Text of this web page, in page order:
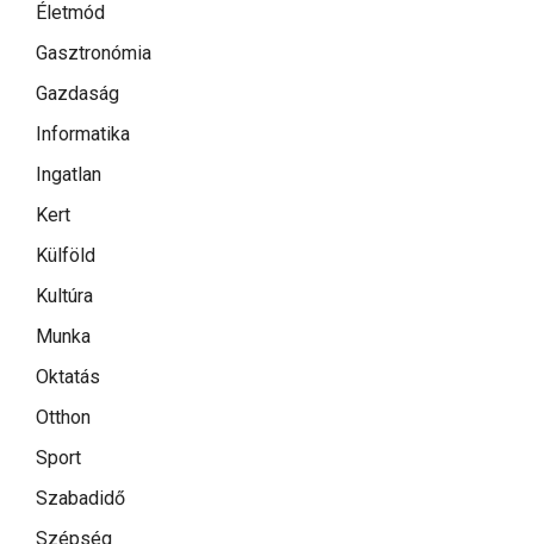
Életmód
Gasztronómia
Gazdaság
Informatika
Ingatlan
Kert
Külföld
Kultúra
Munka
Oktatás
Otthon
Sport
Szabadidő
Szépség